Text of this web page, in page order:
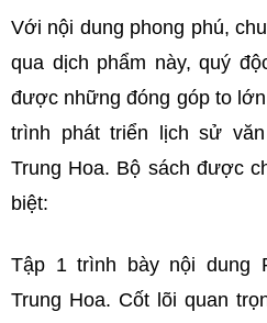
Với nội dung phong phú,
qua dịch phẩm này, quý
được những đóng góp to
trình phát triển lịch sử
Trung Hoa. Bộ sách được
biệt:
Tập 1 trình bày nội dung
Trung Hoa. Cốt lõi quan